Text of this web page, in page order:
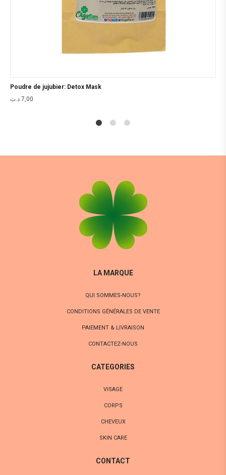
Poudre de jujubier: Detox Mask
7,00 د.ت
LA MARQUE
QUI SOMMES-NOUS?
CONDITIONS GÉNÉRALES DE VENTE
PAIEMENT & LIVRAISON
CONTACTEZ-NOUS
CATEGORIES
VISAGE
CORPS
CHEVEUX
SKIN CARE
CONTACT